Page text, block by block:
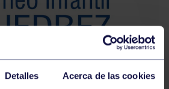
Detalles Acerca de las cookies